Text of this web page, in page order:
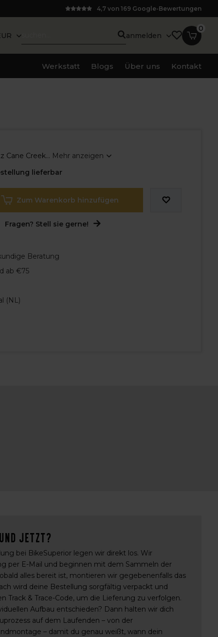
4,7 von 169 Google-Bewertungen
anmelden
0
Werkstatt Blogs Über uns Kontakt
Cane Creek... Mehr anzeigen
lieferbar
Zum Warenkorb hinzufügen
Fragen? Stell sie gerne!
Beratung
ab €75
(NL)
jetzt?
bei BikeSuperior legen wir direkt los. Wir
per E-Mail und beginnen mit dem Sammeln der
alles bereit ist, montieren wir gegebenenfalls das
wird deine Bestellung sorgfältig verpackt und
Track & Trace-Code, um die Lieferung zu verfolgen.
Aufbau entschieden? Dann halten wir dich
auf dem Laufenden – von der
– damit du genau weißt, wann dein